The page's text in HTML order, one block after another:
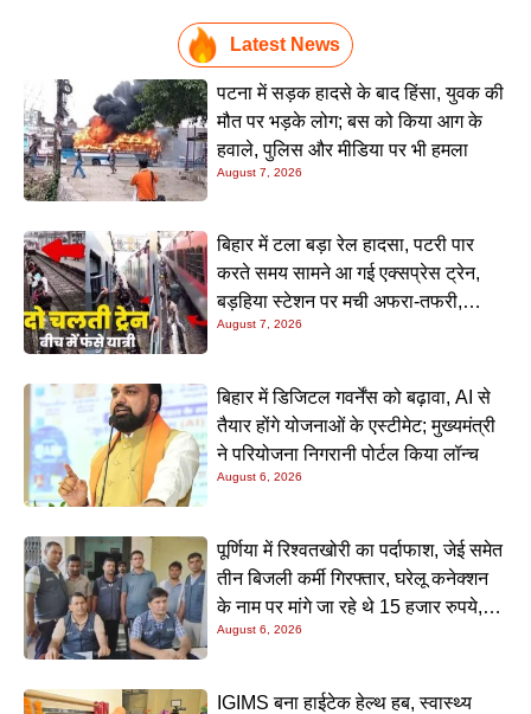
Latest News
पटना में सड़क हादसे के बाद हिंसा, युवक की
मौत पर भड़के लोग; बस को किया आग के
हवाले, पुलिस और मीडिया पर भी हमला
August 7, 2026
बिहार में टला बड़ा रेल हादसा, पटरी पार
करते समय सामने आ गई एक्सप्रेस ट्रेन,
बड़हिया स्टेशन पर मची अफरा-तफरी,
यात्रियों की लापरवाही आई सामने
August 7, 2026
बिहार में डिजिटल गवर्नेंस को बढ़ावा, AI से
तैयार होंगे योजनाओं के एस्टीमेट; मुख्यमंत्री
ने परियोजना निगरानी पोर्टल किया लॉन्च
August 6, 2026
पूर्णिया में रिश्वतखोरी का पर्दाफाश, जेई समेत
तीन बिजली कर्मी गिरफ्तार, घरेलू कनेक्शन
के नाम पर मांगे जा रहे थे 15 हजार रुपये,
निगरानी टीम ने रंगे हाथ पकड़ा
August 6, 2026
IGIMS बना हाईटेक हेल्थ हब, स्वास्थ्य